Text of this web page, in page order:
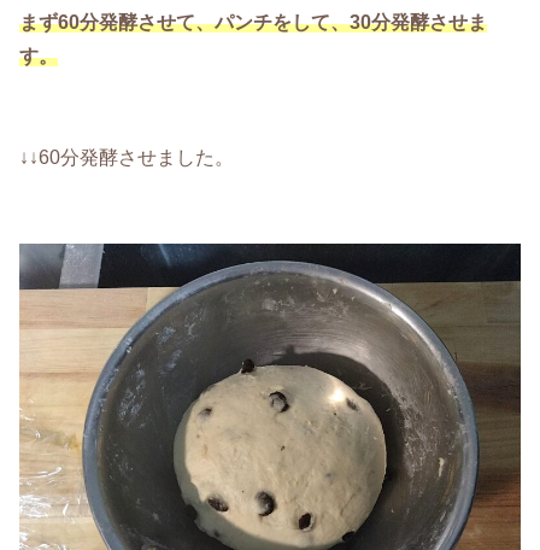
まず60分発酵させて、パンチをして、30分発酵させま
す。
↓↓60分発酵させました。